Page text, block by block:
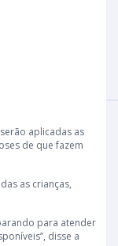
aplicadas as
de que fazem
as crianças,
para atender
disse a